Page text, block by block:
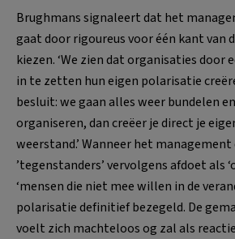
Brughmans signaleert dat het
gaat door rigoureus voor één kant van
kiezen. ‘We zien dat organisaties door
in te zetten hun eigen polarisatie
besluit: we gaan alles weer bundelen
organiseren, dan creëer je direct je
weerstand.’ Wanneer het management
’tegenstanders’ vervolgens afdoet als
‘mensen die niet mee willen in de
polarisatie definitief bezegeld. De
voelt zich machteloos og zal als